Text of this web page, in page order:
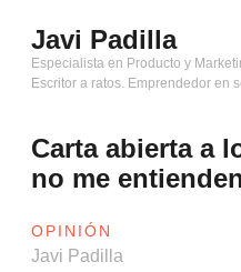
al
contenido
Javi Padilla
Especialista en Producto y
Escritor a ratos. Emprendedor en
Carta abierta a
no me
OPINIÓN
Javi Padilla